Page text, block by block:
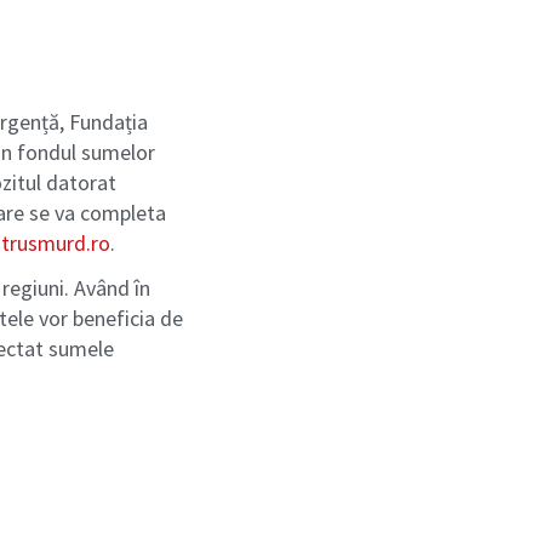
Fundația
fondul sumelor
datorat
se va completa
.
Având în
vor beneficia de
sumele